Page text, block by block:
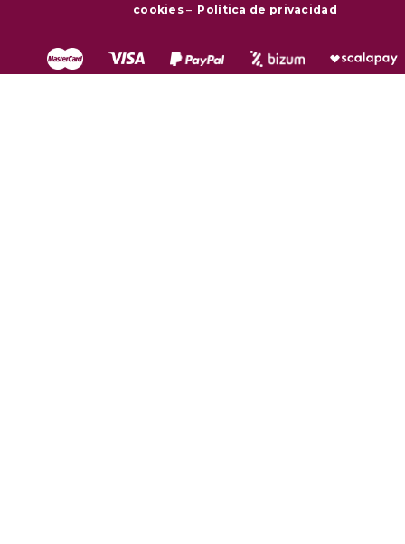
cookies– Política de privacidad